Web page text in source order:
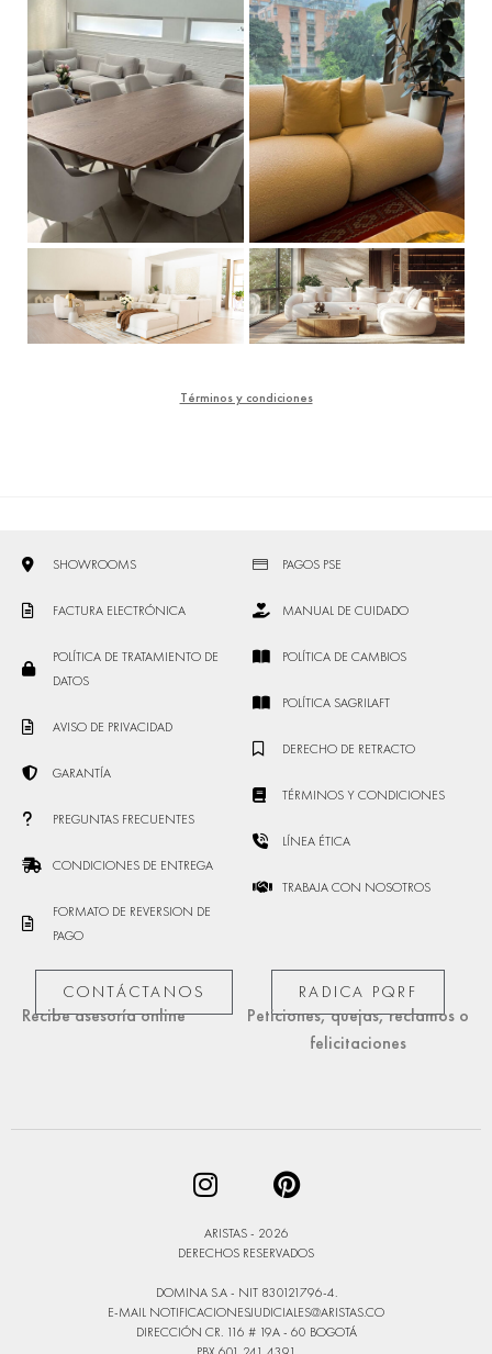
Términos y condiciones
SHOWROOMS
FACTURA ELECTRÓNICA
POLÍTICA DE TRATAMIENTO DE
DATOS
AVISO DE PRIVACIDAD
GARANTÍA
PREGUNTAS FRECUENTES
CONDICIONES DE ENTREGA
FORMATO DE REVERSION DE
PAGO
PAGOS PSE
MANUAL DE CUIDADO
POLÍTICA DE CAMBIOS
POLÍTICA SAGRILAFT
DERECHO DE RETRACTO
TÉRMINOS Y CONDICIONES
LÍNEA ÉTICA
TRABAJA CON NOSOTROS
CONTÁCTANOS
Recibe asesoría online
RADICA PQRF
Peticiones, quejas, reclamos o
felicitaciones
ARISTAS - 2026
DERECHOS RESERVADOS
DOMINA S.A - NIT 830121796-4.
E-MAIL NOTIFICACIONESJUDICIALES@ARISTAS.CO
DIRECCIÓN CR. 116 # 19A - 60 BOGOTÁ